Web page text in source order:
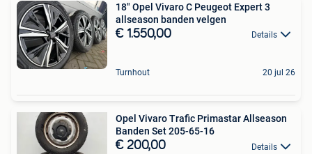
18" Opel Vivaro C Peugeot Expert 3
allseason banden velgen
€ 1.550,00 Details
Turnhout 20 jul 26
Opel Vivaro Trafic Primastar Allseason
Banden Set 205-65-16
€ 200,00 Details